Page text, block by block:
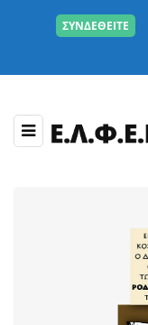
ΣΥΝΔΕΘΕΙΤΕ